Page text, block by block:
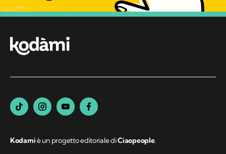
Kodamiè un progetto editoriale diCiaopeople.